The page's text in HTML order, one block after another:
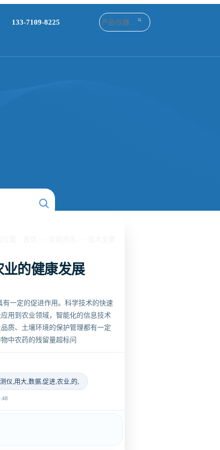
133-7109-8225
的健康发展
一定的促进作用。科学技术的快速
用到农业领域，智能化的信息技术
质、土壤环境的保护管理都有一定
中农药的残留量超标问
仪,用大,数据,促进,农业,的,